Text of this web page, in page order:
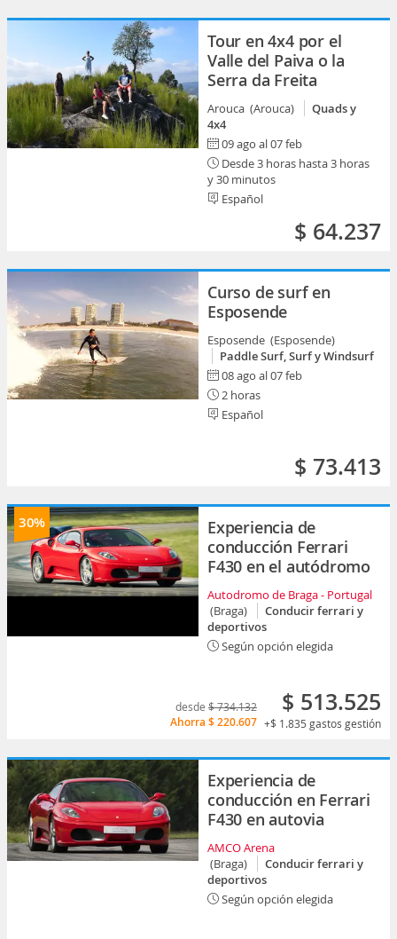
Tour en 4x4 por el
Valle del Paiva o la
Serra da Freita
Arouca (Arouca)
Quads y
4x4
09 ago al 07 feb
Desde 3 horas hasta 3 horas
y 30 minutos
Español
$ 64.237
Curso de surf en
Esposende
Esposende (Esposende)
Paddle Surf, Surf y Windsurf
08 ago al 07 feb
2 horas
Español
$ 73.413
30%
Experiencia de
conducción Ferrari
F430 en el autódromo
Autodromo de Braga - Portugal
(Braga)
Conducir ferrari y
deportivos
Según opción elegida
desde $ 734.132
Ahorra $ 220.607
$ 513.525
+$ 1.835 gastos gestión
Experiencia de
conducción en Ferrari
F430 en autovia
AMCO Arena
(Braga)
Conducir ferrari y
deportivos
Según opción elegida